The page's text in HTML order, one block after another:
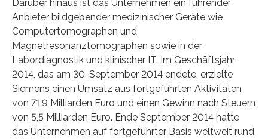
Darüber hinaus ist das Unternehmen ein führender
Anbieter bildgebender medizinischer Geräte wie
Computertomographen und
Magnetresonanztomographen sowie in der
Labordiagnostik und klinischer IT. Im Geschäftsjahr
2014, das am 30. September 2014 endete, erzielte
Siemens einen Umsatz aus fortgeführten Aktivitäten
von 71,9 Milliarden Euro und einen Gewinn nach Steuern
von 5,5 Milliarden Euro. Ende September 2014 hatte
das Unternehmen auf fortgeführter Basis weltweit rund